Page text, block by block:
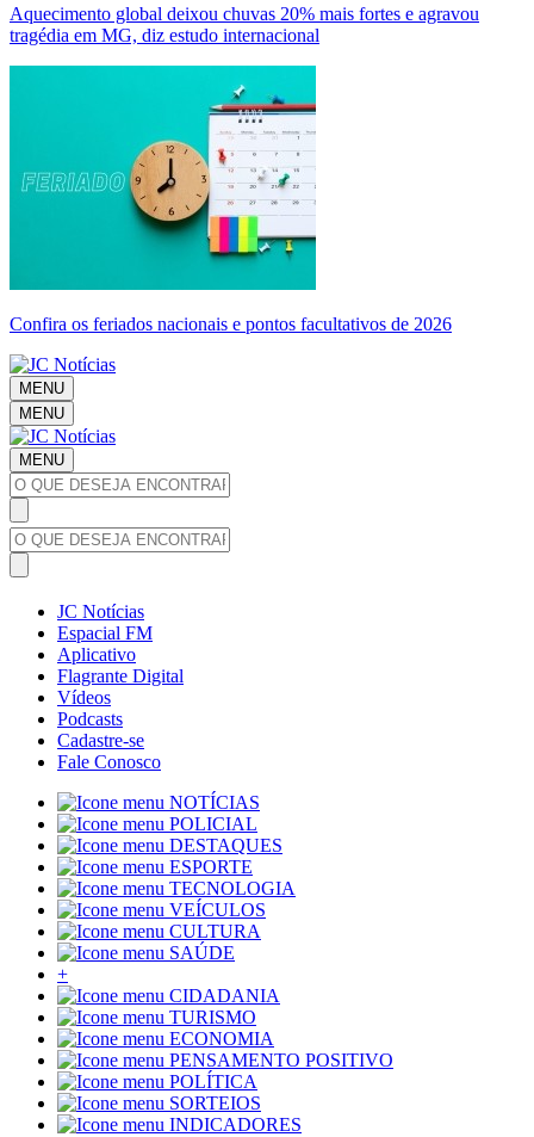
Aquecimento global deixou chuvas 20% mais fortes e agravou
tragédia em MG, diz estudo internacional
Confira os feriados nacionais e pontos facultativos de 2026
MENU
MENU
MENU
JC Notícias
Espacial FM
Aplicativo
Flagrante Digital
Vídeos
Podcasts
Cadastre-se
Fale Conosco
NOTÍCIAS
POLICIAL
DESTAQUES
ESPORTE
TECNOLOGIA
VEÍCULOS
CULTURA
SAÚDE
+
CIDADANIA
TURISMO
ECONOMIA
PENSAMENTO POSITIVO
POLÍTICA
SORTEIOS
INDICADORES